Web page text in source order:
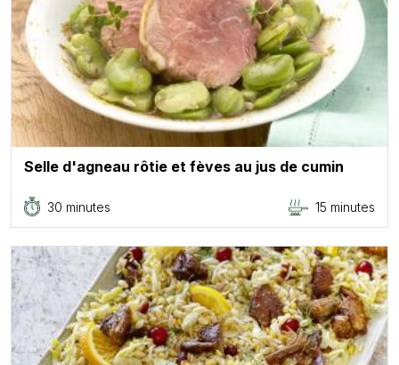
Selle d'agneau rôtie et fèves au jus de cumin
30 minutes 15 minutes